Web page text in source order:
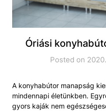
Óriási
Posted on
A konyhabútor manapság
mindennapi életünkben.
gyors kaják nem